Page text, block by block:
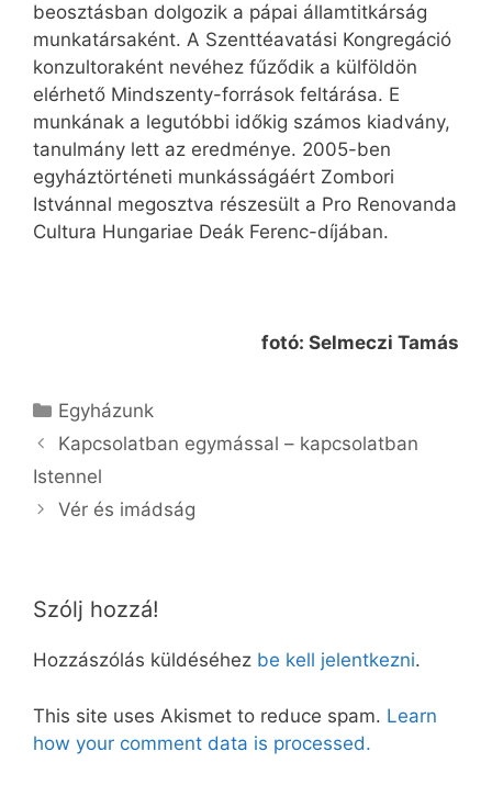
beosztásban dolgozik a pápai államtitkárság
munkatársaként. A Szenttéavatási Kongregáció
konzultoraként nevéhez fűződik a külföldön
elérhető Mindszenty-források feltárása. E
munkának a legutóbbi időkig számos kiadvány,
tanulmány lett az eredménye. 2005-ben
egyháztörténeti munkásságáért Zombori
Istvánnal megosztva részesült a Pro Renovanda
Cultura Hungariae Deák Ferenc-díjában.
fotó: Selmeczi Tamás
Kategória
Egyházunk
Kapcsolatban egymással – kapcsolatban
Istennel
Vér és imádság
Szólj hozzá!
Hozzászólás küldéséhez be kell jelentkezni.
This site uses Akismet to reduce spam. Learn
how your comment data is processed.